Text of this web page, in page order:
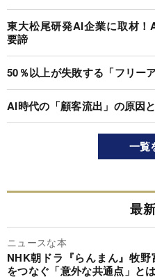
東大松尾研発AI企業に取材
要諦
50％以上が失敗する「フリー
AI時代の「顧客流出」の原因
一覧
最
ニュースな本
NHK朝ドラ『らんまん』牧
をつなぐ「意外な共通点」と